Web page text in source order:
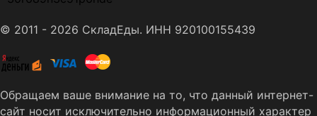
© 2011 - 2026 СкладЕды. ИНН 920100155439
Обращаем ваше внимание на то, что данный интернет-
сайт носит исключительно информационный характер